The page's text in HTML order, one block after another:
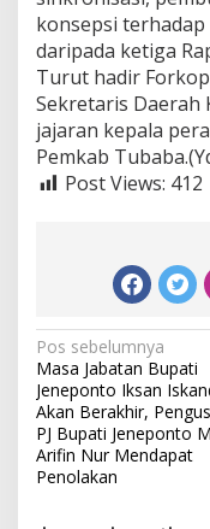
konsepsi
daripada ketiga
Turut hadir
Sekretaris Daerah
jajaran kepala
Pemkab
Post Views: 412
N
a
v
i
g
a
Pos sebelumnya
Masa Jabatan Bupati
Jeneponto Iksan
Akan Berakhir,
PJ Bupati Jeneponto
Arifin Nur Mendapat
Penolakan